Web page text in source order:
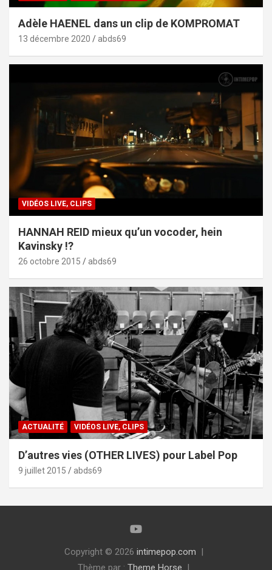
Adèle HAENEL dans un clip de KOMPROMAT
13 décembre 2020 abds69
VIDÉOS LIVE, CLIPS
HANNAH REID mieux qu’un vocoder, hein
Kavinsky !?
26 octobre 2015 abds69
ACTUALITÉ VIDÉOS LIVE, CLIPS
D’autres vies (OTHER LIVES) pour Label Pop
9 juillet 2015 abds69
Copyright © 2026 intimepop.com
Thème par : Theme Horse